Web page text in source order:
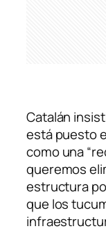
Catalán
está puesto
como una
queremos
estructura
que los